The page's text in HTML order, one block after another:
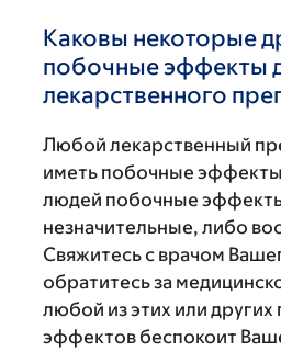
Каковы некоторые
побочные эффекты
лекарственного
Любой лекарственный
иметь побочные
людей побочные
незначительные, либо
Свяжитесь с врачом
обратитесь за
любой из этих или
эффектов беспокоит